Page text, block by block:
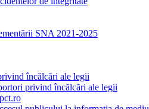
SNA 2021-2025
încălcări ale legii
privind încălcări ale legii